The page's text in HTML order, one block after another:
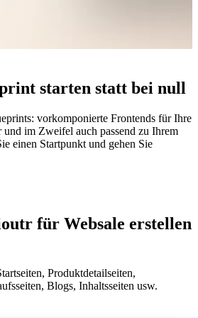
starten statt bei null
vorkomponierte Frontends für Ihre
und im Zweifel auch passend zu Ihrem
einen Startpunkt und gehen Sie
für Websale erstellen
Produktdetailseiten,
Blogs, Inhaltsseiten usw.